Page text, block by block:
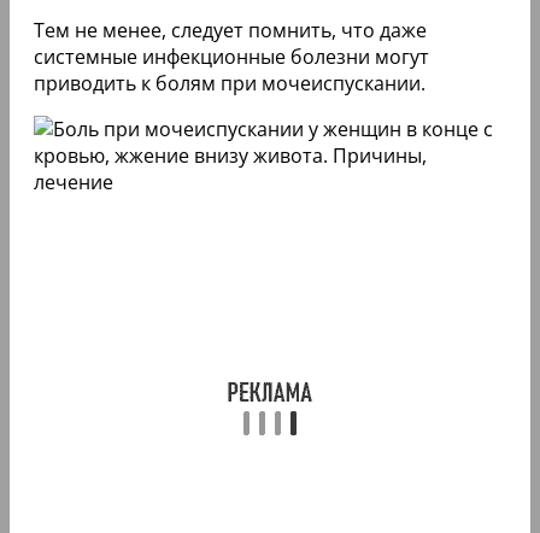
Тем не менее, следует помнить, что даже
системные инфекционные болезни могут
приводить к болям при мочеиспускании.